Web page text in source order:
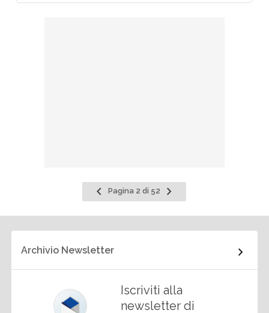
Pagina
precedente
Pagina 2 di 52
Pagina
successiva
Archivio Newsletter
Iscriviti alla
newsletter di